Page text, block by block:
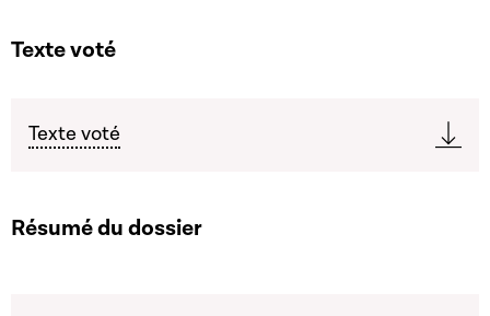
Texte voté
Texte voté
Résumé du dossier